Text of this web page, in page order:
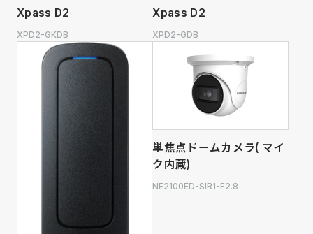
Xpass D2
XPD2-GKDB
Xpass D2
XPD2-GDB
単焦点ドームカメラ( マイ
ク内蔵)
NE2100ED-SIR1-F2.8